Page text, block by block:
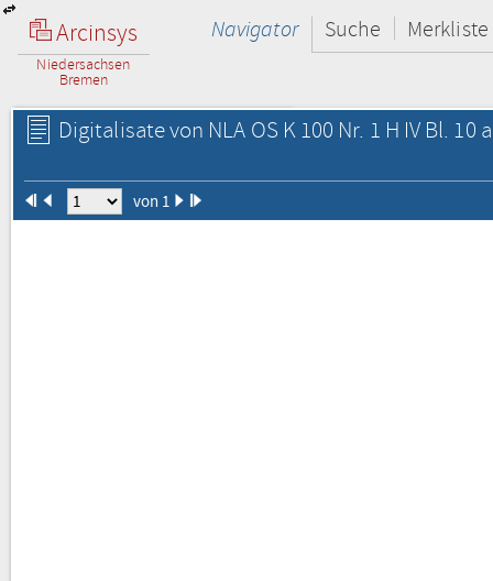
Arcinsys
Niedersachsen
Bremen
Navigator Suche Merkliste
Digitalisate von NLA OS K 100 Nr. 1 H IV Bl. 10 a
von 1